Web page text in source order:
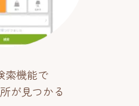
索機能で
が見つかる